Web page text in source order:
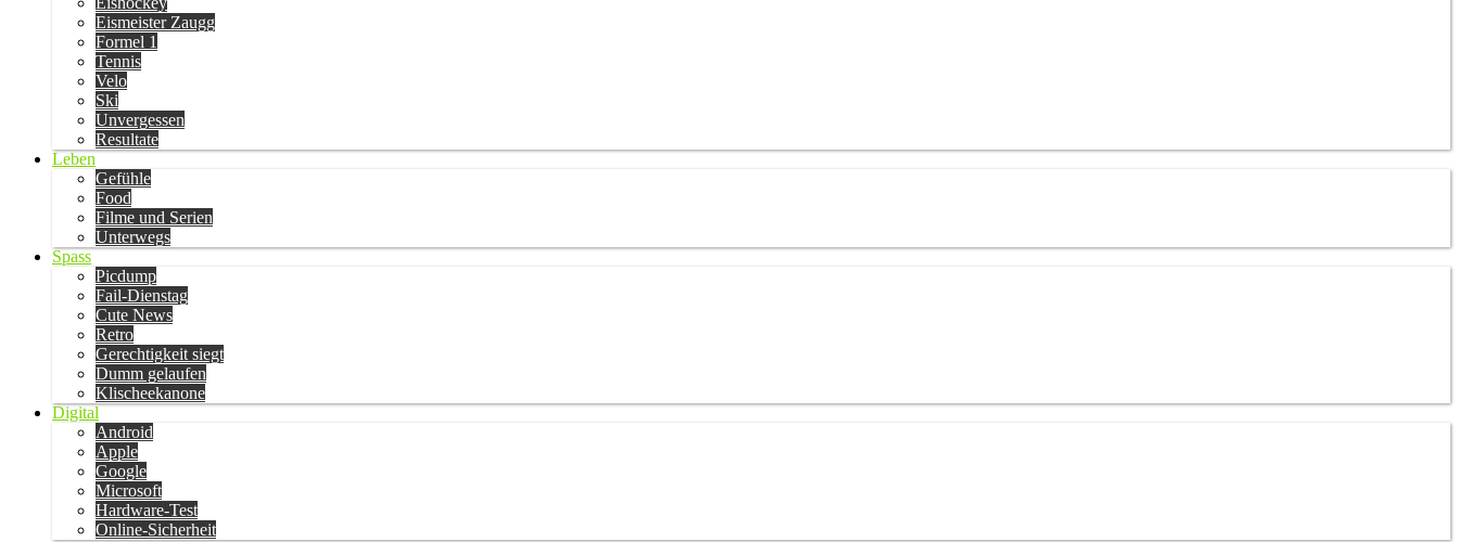
Eismeister Zaugg
Formel 1
Tennis
Velo
Ski
Unvergessen
Resultate
Leben
Gefühle
Food
Filme und Serien
Unterwegs
Spass
Picdump
Fail-Dienstag
Cute News
Retro
Gerechtigkeit siegt
Dumm gelaufen
Klischeekanone
Digital
Android
Apple
Google
Microsoft
Hardware-Test
Online-Sicherheit